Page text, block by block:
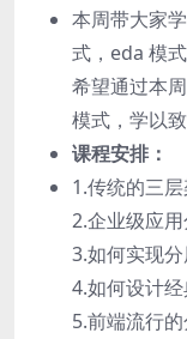
本周带大家
式，eda 模
希望通过本
模式，学以
课程安排：
1.传统的三
2.企业级应
3.如何实现
4.如何设计
5.前端流行